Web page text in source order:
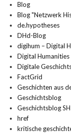
Blog
Blog "Netzwerk
de.hypotheses
DHd-Blog
digihum – Digital
Digital Humanities
Digitale
FactGrid
Geschichten aus
Geschichtsblog
Geschichtsblog SH
href
kritische